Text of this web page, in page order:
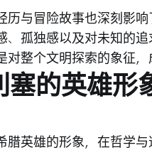
历与冒险故事也深刻影
、孤独感以及对未知的
对整个文明探索的象征，
塞的英雄形
腊英雄的形象，在哲学